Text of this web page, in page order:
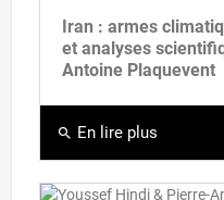
Iran : armes
et analyses
Antoine Plaquevent
search En lire plus